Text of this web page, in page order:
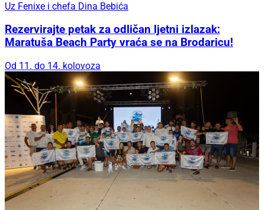
Uz Fenixe i chefa Dina Bebića
Rezervirajte petak za odličan ljetni izlazak:
Maratuša Beach Party vraća se na Brodaricu!
Od 11. do 14. kolovoza